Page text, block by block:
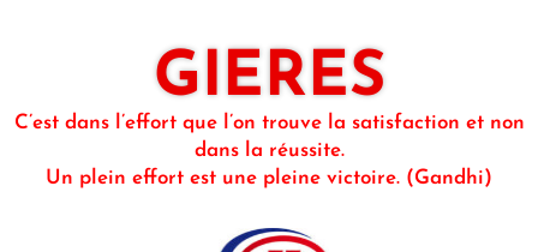
GIERES
C’est dans l’effort que l’on trouve la satisfaction et non
dans la réussite.
Un plein effort est une pleine victoire. (Gandhi)